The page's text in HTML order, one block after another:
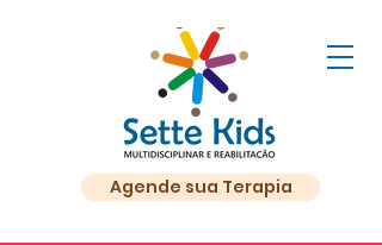
Agende sua Terapia